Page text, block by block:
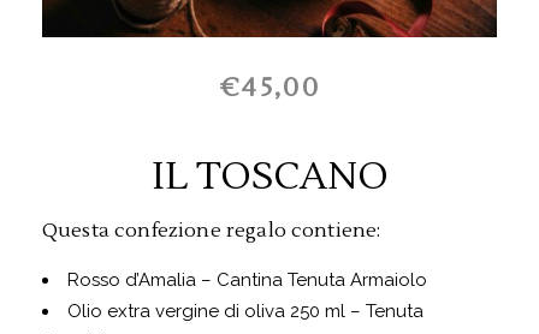
€45,00
IL TOSCANO
Questa confezione regalo contiene:
Rosso d’Amalia – Cantina Tenuta Armaiolo
Olio extra vergine di oliva 250 ml – Tenuta